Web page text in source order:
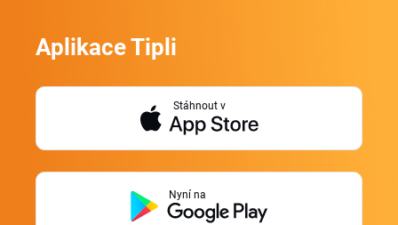
Aplikace Tipli
Stáhnout v
Nyní na